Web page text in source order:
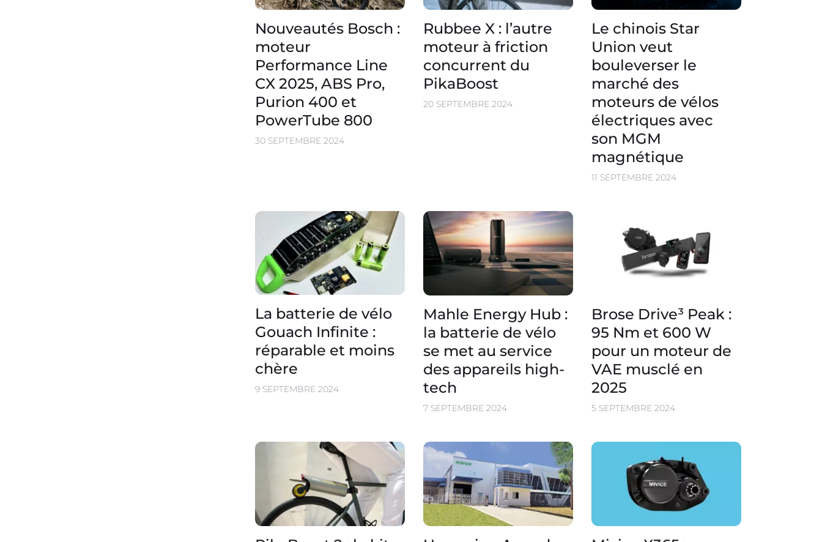
Nouveautés Bosch :
moteur
Performance Line
CX 2025, ABS Pro,
Purion 400 et
PowerTube 800
30 SEPTEMBRE 2024
Rubbee X : l’autre
moteur à friction
concurrent du
PikaBoost
20 SEPTEMBRE 2024
Le chinois Star
Union veut
bouleverser le
marché des
moteurs de vélos
électriques avec
son MGM
magnétique
11 SEPTEMBRE 2024
La batterie de vélo
Gouach Infinite :
réparable et moins
chère
9 SEPTEMBRE 2024
Mahle Energy Hub :
la batterie de vélo
se met au service
des appareils high-
tech
7 SEPTEMBRE 2024
Brose Drive³ Peak :
95 Nm et 600 W
pour un moteur de
VAE musclé en
2025
5 SEPTEMBRE 2024